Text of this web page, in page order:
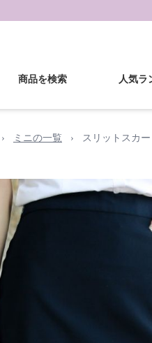
商品を検索 人気ラ
› ミニの一覧 › スリットスカ